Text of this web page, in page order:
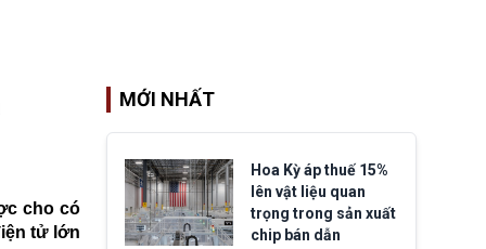
cho có
tử lớn
MỚI NHẤT
Hoa Kỳ áp thuế 15%
lên vật liệu quan
trọng trong sản xuất
chip bán dẫn